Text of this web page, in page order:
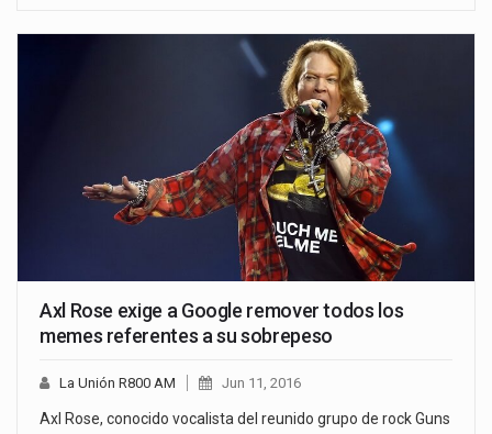
Axl Rose exige a Google remover todos los
memes referentes a su sobrepeso
La Unión R800 AM Jun 11, 2016
Axl Rose, conocido vocalista del reunido grupo de rock Guns